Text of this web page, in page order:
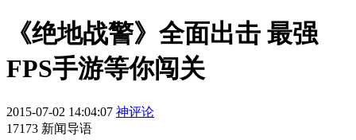
​《绝地战警》全面出击 最强
FPS手游等你闯关
2015-07-02 14:04:07 神评论
17173 新闻导语